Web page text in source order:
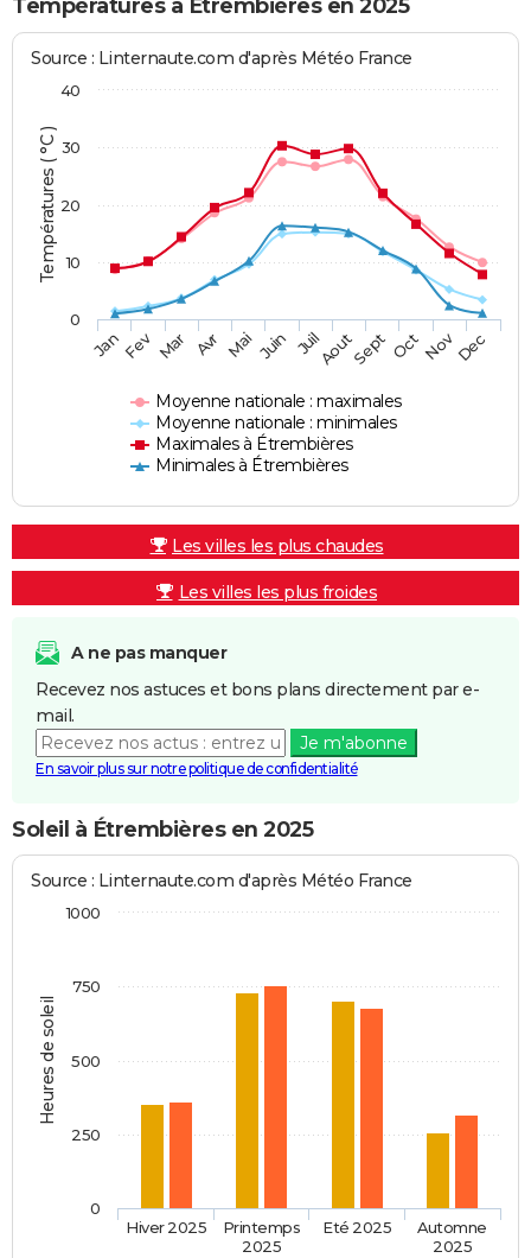
Températures à Étrembières en 2025
Températures ( °C )
Source : Linternaute.com d'après Météo France
Moyenne nationale : maximales
Moyenne nationale : minimales
Maximales à Étrembières
Minimales à Étrembières
JanFev Mar Avr Mai Juin JuilAoutSept OctNovDec
0
10
20
30
40
Les villes les plus chaudes
Les villes les plus froides
A ne pas manquer
Recevez nos astuces et bons plans directement par e-
mail.
Je m'abonne
En savoir plus sur notre politique de confidentialité
Soleil à Étrembières en 2025
Heures de soleil
Source : Linternaute.com d'après Météo France
Hiver 2025
Printemps
2025
Eté 2025
Automne
2025
0
250
500
750
1000